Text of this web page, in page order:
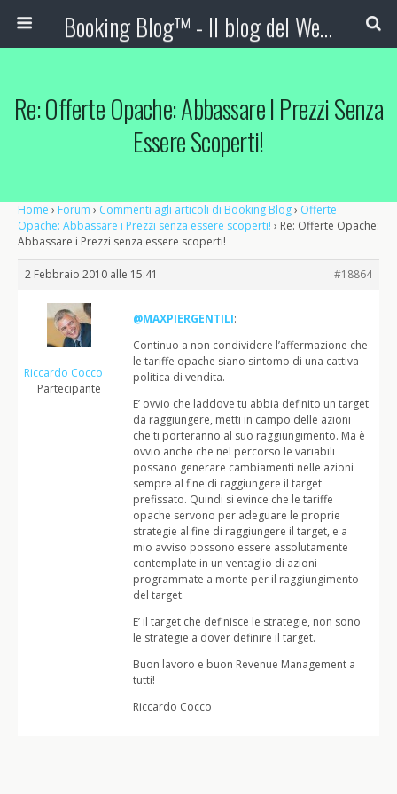
Booking Blog™ - Il blog del Web Marketing Turistico
Re: Offerte Opache: Abbassare I Prezzi Senza
Essere Scoperti!
Home › Forum › Commenti agli articoli di Booking Blog› Offerte
Opache: Abbassare i Prezzi senza essere scoperti! › Re: Offerte Opache:
Abbassare i Prezzi senza essere scoperti!
2 Febbraio 2010 alle 15:41 #18864
Riccardo Cocco
Partecipante
@MAXPIERGENTILI:
Continuo a non condividere l’affermazione che
le tariffe opache siano sintomo di una cattiva
politica di vendita.
E’ ovvio che laddove tu abbia definito un target
da raggiungere, metti in campo delle azioni
che ti porteranno al suo raggiungimento. Ma è
ovvio anche che nel percorso le variabili
possano generare cambiamenti nelle azioni
sempre al fine di raggiungere il target
prefissato. Quindi si evince che le tariffe
opache servono per adeguare le proprie
strategie al fine di raggiungere il target, e a
mio avviso possono essere assolutamente
contemplate in un ventaglio di azioni
programmate a monte per il raggiungimento
del target.
E’ il target che definisce le strategie, non sono
le strategie a dover definire il target.
Buon lavoro e buon Revenue Management a
tutti!
Riccardo Cocco